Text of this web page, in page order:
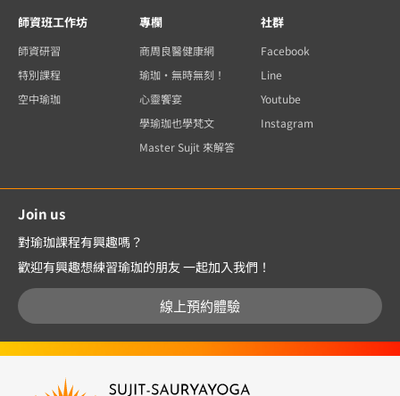
師資班工作坊
師資研習
特別課程
空中瑜珈
專欄
商周良醫健康網
瑜珈・無時無刻！
心靈饗宴
學瑜珈也學梵文
Master Sujit 來解答
社群
Facebook
Line
Youtube
Instagram
Join us
對瑜珈課程有興趣嗎？
歡迎有興趣想練習瑜珈的朋友 一起加入我們！
線上預約體驗